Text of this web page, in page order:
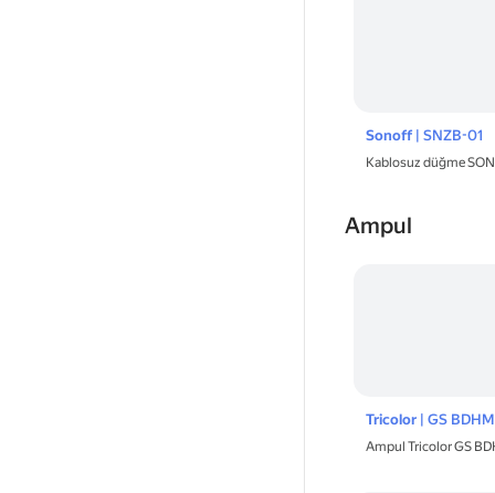
Sonoff| SNZB-01
Kablosuz düğme
Ampul
Tricolor| GS
Ampul Tricolor GS